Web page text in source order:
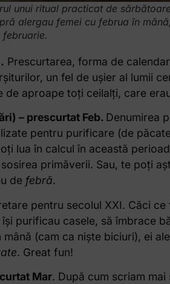
unui ritual practicat de
alergau femei cu februa în
Prescurtarea, forma de
un fel de ușier al lumii
de aproape toți ceilalți, care
– prescurtat Feb. Denumirea
pentru purificare (de
lua în calcul în această
primăverii. Sau, te poți
de febră.
pentru secolul XXI. Căci
purificau casele, să îmbrace
(cam ca niște biciuri), ei
. Great fun!
Mar. După cum scriam